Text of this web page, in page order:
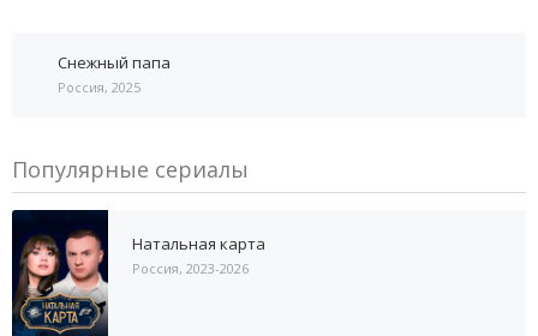
Снежный папа
Россия, 2025
Популярные сериалы
Натальная карта
Россия, 2023-2026